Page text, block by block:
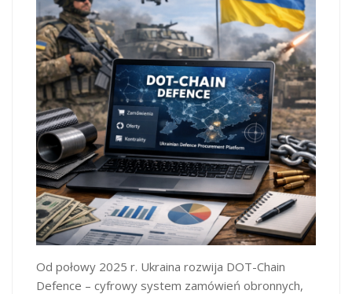
Od połowy 2025 r. Ukraina rozwija DOT-Chain
Defence – cyfrowy system zamówień obronnych,